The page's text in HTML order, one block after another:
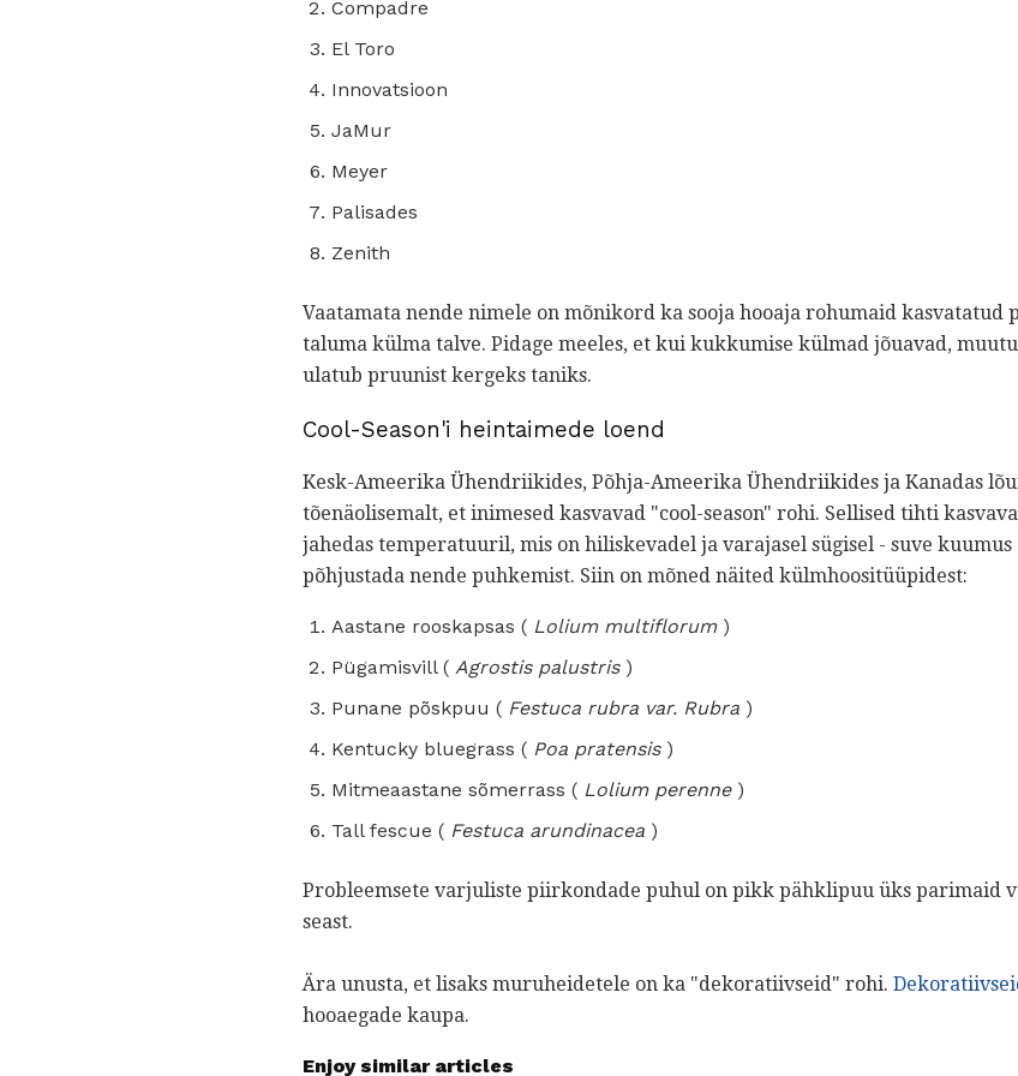
Compadre
El Toro
Innovatsioon
JaMur
Meyer
Palisades
Zenith
Vaatamata nende nimele on mõnikord ka sooja hooaja rohumaid kasvatatud
taluma külma talve. Pidage meeles, et kui kukkumise külmad jõuavad,
ulatub pruunist kergeks taniks.
Cool-Season'i heintaimede loend
Kesk-Ameerika Ühendriikides, Põhja-Ameerika Ühendriikides ja Kanadas
tõenäolisemalt, et inimesed kasvavad "cool-season" rohi. Sellised tihti
jahedas temperatuuril, mis on hiliskevadel ja varajasel sügisel - suve
põhjustada nende puhkemist. Siin on mõned näited külmhoositüüpidest:
Aastane rooskapsas ( Lolium multiflorum)
Pügamisvill ( Agrostis palustris)
Punane põskpuu ( Festuca rubra var. Rubra )
Kentucky bluegrass ( Poa pratensis)
Mitmeaastane sõmerrass ( Lolium perenne)
Tall fescue ( Festuca arundinacea )
Probleemsete varjuliste piirkondade puhul on pikk pähklipuu üks parimaid
seast.
Ära unusta, et lisaks muruheidetele on ka "dekoratiivseid" rohi.
hooaegade kaupa.
Enjoy similar articles